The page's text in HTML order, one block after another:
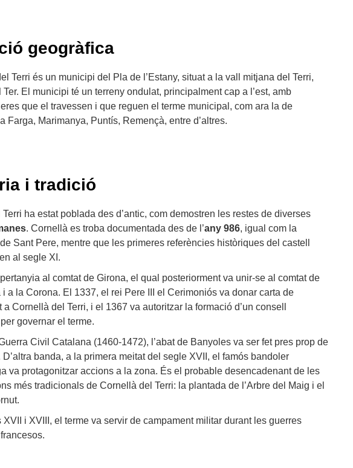
geogràfica
Terri és un municipi del Pla de l’Estany, situat a la vall mitjana del Terri,
Ter. El municipi té un terreny ondulat, principalment cap a l’est, amb
que el travessen i que reguen el terme municipal, com ara la de
Farga, Marimanya, Puntís, Remençà, entre d’altres.
i tradició
Terri ha estat poblada des d’antic, com demostren les restes de diverses
. Cornellà es troba documentada des de l’any 986, igual com la
Sant Pere, mentre que les primeres referències històriques del castell
al segle XI.
al comtat de Girona, el qual posteriorment va unir-se al comtat de
i a la Corona. El 1337, el rei Pere III el Cerimoniós va donar carta de
a Cornellà del Terri, i el 1367 va autoritzar la formació d’un consell
governar el terme.
Civil Catalana (1460-1472), l’abat de Banyoles va ser fet pres prop de
D’altra banda, a la primera meitat del segle XVII, el famós bandoler
va protagonitzar accions a la zona. És el probable desencadenant de les
més tradicionals de Cornellà del Terri: la plantada de l’Arbre del Maig i el
XVII i XVIII, el terme va servir de campament militar durant les guerres